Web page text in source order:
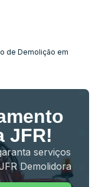
de Demolição em
JFR!
serviços
Demolidora